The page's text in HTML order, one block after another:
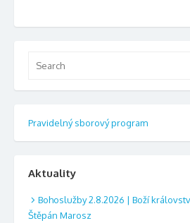
Pravidelný sborový program
Aktuality
Bohoslužby 2.8.2026 | Boží
Štěpán Marosz